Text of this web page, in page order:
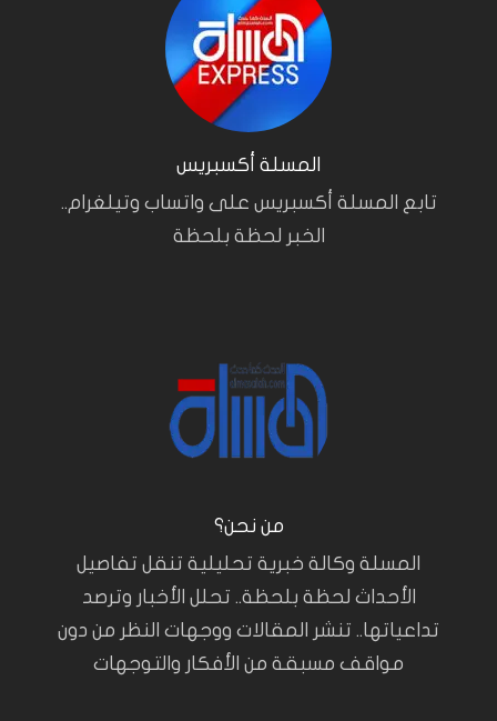
المسلة أكسبريس
تابع المسلة أكسبريس على واتساب وتيلغرام..
الخبر لحظة بلحظة
من نحن؟
المسلة وكالة خبرية تحليلية تنقل تفاصيل
الأحداث لحظة بلحظة.. تحلل الأخبار وترصد
تداعياتها.. تنشر المقالات ووجهات النظر من دون
مواقف مسبقة من الأفكار والتوجهات